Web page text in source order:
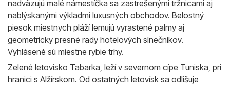
nadväzujú malé námestíčka sa zastrešenými tržnicami aj
nablýskanými výkladmi luxusných obchodov. Belostný
piesok miestnych pláží lemujú vyrastené palmy aj
geometricky presné rady hotelových slnečníkov.
Vyhlásené sú miestne rybie trhy.
Zelené letovisko Tabarka, leží v severnom cípe Tuniska, pri
hranici s Alžírskom. Od ostatných letovísk sa odlišuje